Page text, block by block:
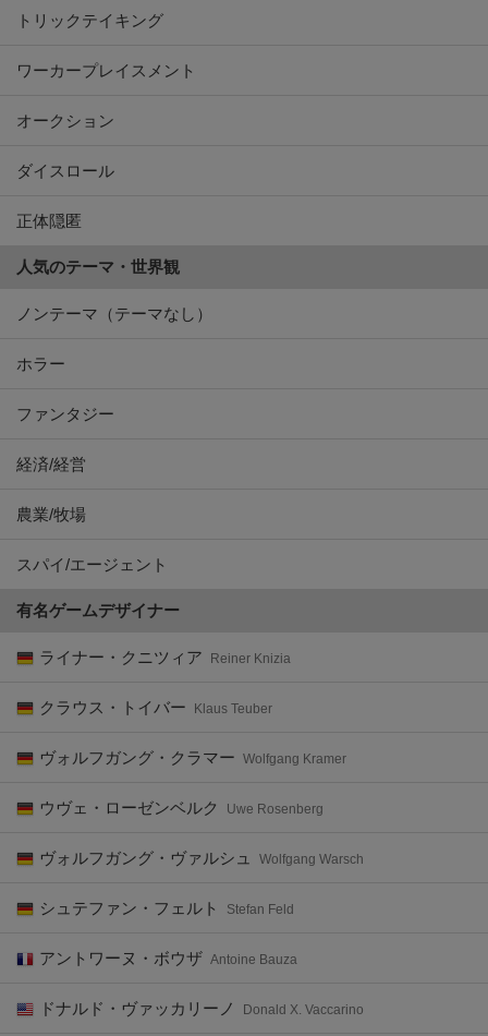
トリックテイキング
ワーカープレイスメント
オークション
ダイスロール
正体隠匿
人気のテーマ・世界観
ノンテーマ（テーマなし）
ホラー
ファンタジー
経済/経営
農業/牧場
スパイ/エージェント
有名ゲームデザイナー
ライナー・クニツィア Reiner Knizia
クラウス・トイバー Klaus Teuber
ヴォルフガング・クラマー Wolfgang Kramer
ウヴェ・ローゼンベルク Uwe Rosenberg
ヴォルフガング・ヴァルシュ Wolfgang Warsch
シュテファン・フェルト Stefan Feld
アントワーヌ・ボウザ Antoine Bauza
ドナルド・ヴァッカリーノ Donald X. Vaccarino